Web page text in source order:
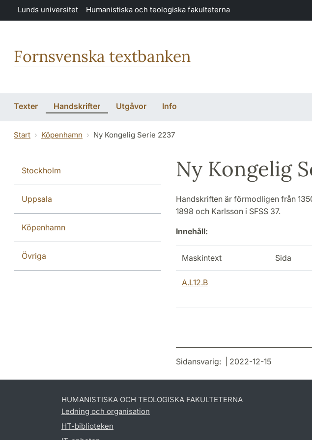
Hoppa till huvudinnehåll
Lunds universitet Humanistiska och teologiska fakulteterna
Fornsvenska textbanken
Texter Handskrifter Utgåvor Info
Start Köpenhamn Ny Kongelig Serie 2237
Stockholm
Uppsala
Köpenhamn
Övriga
Ny Kongelig
Handskriften är förmodligen från
1898 och Karlsson i SFSS 37.
Innehåll:
Maskintext Sida
A.L12.B
Sidansvarig: | 2022-12-15
HUMANISTISKA OCH TEOLOGISKA FAKULTETERNA
Ledning och organisation
HT-biblioteken